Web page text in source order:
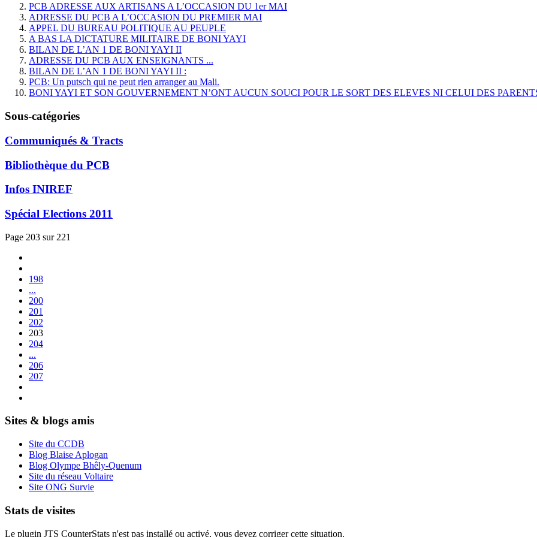
PCB ADRESSE AUX ARTISANS A L’OCCASION DU 1er MAI
ADRESSE DU PCB A L’OCCASION DU PREMIER MAI
APPEL DU BUREAU POLITIQUE AU PEUPLE
A BAS LA DICTATURE MILITAIRE DE BONI YAYI
BILAN DE L’AN 1 DE BONI YAYI II
ADRESSE DU PCB AUX ENSEIGNANTS ...
BILAN DE L’AN 1 DE BONI YAYI II :
PCB: Un putsch qui ne peut rien arranger au Mali.
BONI YAYI ET SON GOUVERNEMENT N’ONT AUCUN SOUCI POUR LE SORT DES ELEVES NI CELUI DES
Sous-catégories
Communiqués & Tracts
Bibliothèque du PCB
Infos INIREF
Spécial Elections 2011
Page 203 sur 221
198
...
200
201
202
203
204
...
206
207
Sites & blogs amis
Site du CCDB
Blog Blaise Aplogan
Blog Olympe Bhêly-Quenum
Site du réseau Voltaire
Site ONG Survie
Stats de visites
Le plugin JTS CounterStats n'est pas installé ou activé, vous devez corriger cette situation.